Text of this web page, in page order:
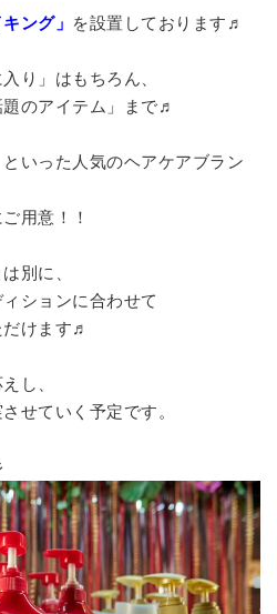
ング」 を設置しております♬
り」はもちろん、
題のアイテム」まで♬
といった人気のヘアケアブラン
用意！！
別に、
ションに合わせて
だけます♬
し、
せていく予定です。